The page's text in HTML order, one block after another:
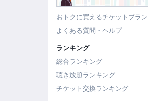
おトクに買えるチケットプラン
よくある質問・ヘルプ
ランキング
総合ランキング
聴き放題ランキング
チケット交換ランキング